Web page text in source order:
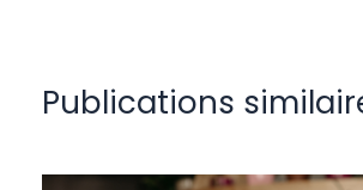
Publications